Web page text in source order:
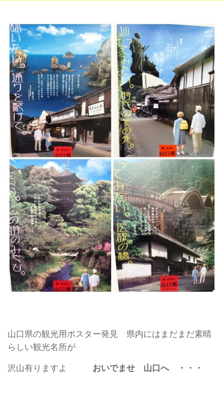
山口県の観光用ポスター発見 県内にはまだまだ素晴
らしい観光名所が
沢山有りますよ おいでませ 山口へ ・・・